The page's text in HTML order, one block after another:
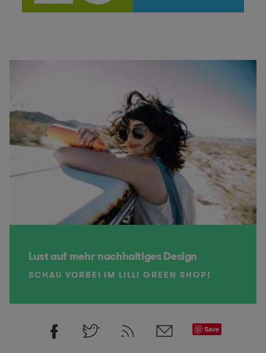
Lust auf mehr nachhaltiges Design
SCHAU VORBEI IM LILLI GREEN SHOP!
Save